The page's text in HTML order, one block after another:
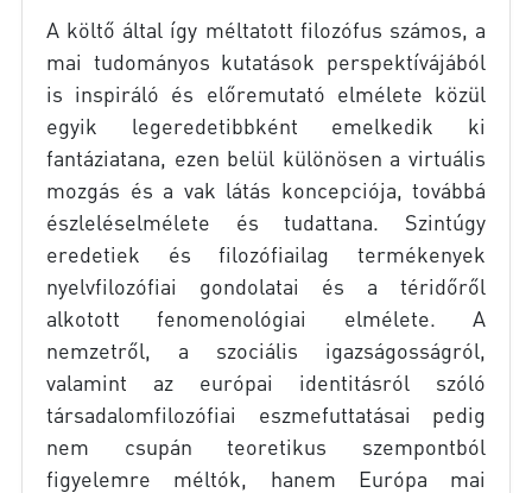
A költő által így méltatott filozófus számos, a
mai tudományos kutatások perspektívájából
is inspiráló és előremutató elmélete közül
egyik legeredetibbként emelkedik ki
fantáziatana, ezen belül különösen a virtuális
mozgás és a vak látás koncepciója, továbbá
észleléselmélete és tudattana. Szintúgy
eredetiek és filozófiailag termékenyek
nyelvfilozófiai gondolatai és a téridőről
alkotott fenomenológiai elmélete. A
nemzetről, a szociális igazságosságról,
valamint az európai identitásról szóló
társadalomfilozófiai eszmefuttatásai pedig
nem csupán teoretikus szempontból
figyelemre méltók, hanem Európa mai